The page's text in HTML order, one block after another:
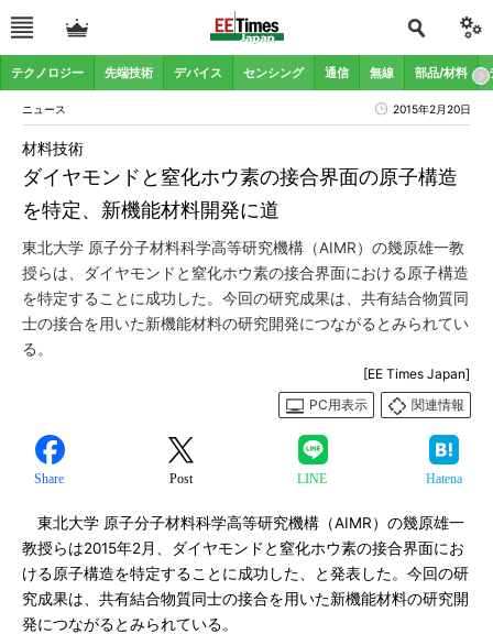
テクノロジー 先端技術 デバイス センシング 通信 無線 部品/材料
ニュース 2015年2月20日
ダイヤモンドと窒化ホウ素の接合界面の原子構造
を特定、新機能材料開発に道
材料技術
東北大学 原子分子材料科学高等研究機構（AIMR）の幾原雄一教
授らは、ダイヤモンドと窒化ホウ素の接合界面における原子構造
を特定することに成功した。今回の研究成果は、共有結合物質同
士の接合を用いた新機能材料の研究開発につながるとみられてい
る。
[EE Times Japan]
PC用表示
関連情報
Share Post LINE Hatena
東北大学 原子分子材料科学高等研究機構（AIMR）の幾原雄一
教授らは2015年2月、ダイヤモンドと窒化ホウ素の接合界面にお
ける原子構造を特定することに成功した、と発表した。今回の研
究成果は、共有結合物質同士の接合を用いた新機能材料の研究開
発につながるとみられている。